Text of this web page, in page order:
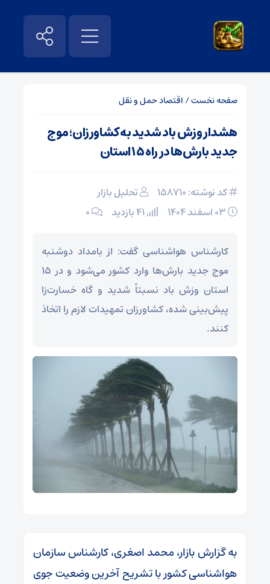
صفحه نخست/ اقتصاد حمل و نقل
هشدار وزش باد شدید به کشاورزان؛ موج
جدید بارش‌ها در راه ۱۵ استان
کد نوشته: 158710
تحلیل بازار
۰
کارشناس هواشناسی گفت: از بامداد دوشنبه
موج جدید بارش‌ها وارد کشور می‌شود و در ۱۵
استان وزش باد نسبتاً شدید و گاه خسارت‌زا
پیش‌بینی شده، کشاورزان تمهیدات لازم را اتخاذ
کنند.
به گزارش بازار، محمد اصغری، کارشناس سازمان
هواشناسی کشور با تشریح آخرین وضعیت جوی